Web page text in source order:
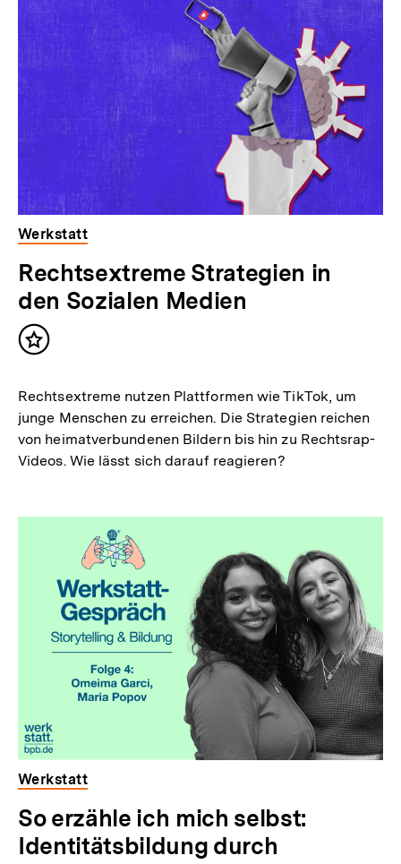
Werkstatt
Rechtsextreme Strategien in
den Sozialen Medien
Inhalt
Rechtsextreme nutzen Plattformen wie TikTok, um
junge Menschen zu erreichen. Die Strategien reichen
von heimatverbundenen Bildern bis hin zu Rechtsrap-
Videos. Wie lässt sich darauf reagieren?
Werkstatt
So erzähle ich mich selbst:
Identitätsbildung durch